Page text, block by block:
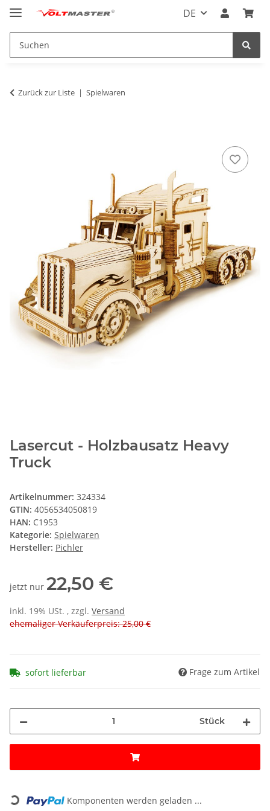
DE
Zurück zur Liste Spielwaren
Lasercut - Holzbausatz Heavy
Truck
Artikelnummer: 324334
GTIN: 4056534050819
HAN: C1953
Kategorie: Spielwaren
Hersteller: Pichler
jetzt nur 22,50 €
inkl. 19% USt. , zzgl. Versand
ehemaliger Verkäuferpreis: 25,00 €
sofort lieferbar Frage zum Artikel
Stück
Loading... Komponenten werden geladen ...